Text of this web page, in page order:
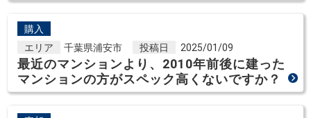
購入
エリア
千葉県浦安市 投稿日 2025/01/09
最近のマンションより、2010年前後に建った
マンションの方がスペック高くないですか？